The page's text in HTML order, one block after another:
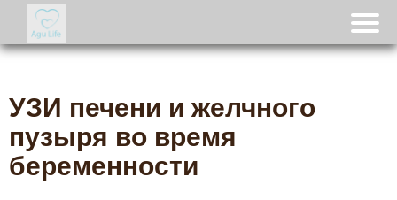
УЗИ печени и желчного
пузыря во время
беременности